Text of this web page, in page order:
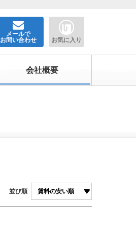
メールで
お問い合わせ お気に入り
会社概要
並び順